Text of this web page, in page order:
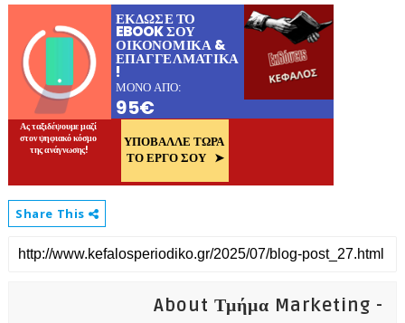
Share This
About Τμήμα Marketing -